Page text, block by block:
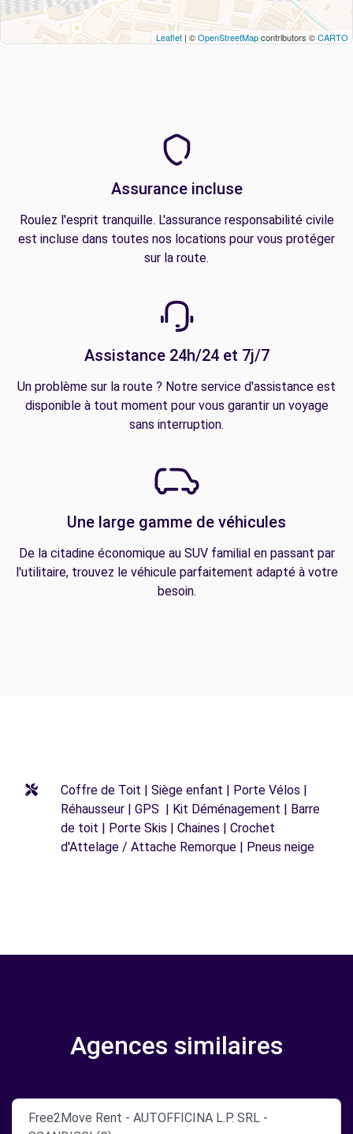
Leaflet | ©OpenStreetMapcontributors ©CARTO
Assurance incluse
Roulez l'esprit tranquille. L'assurance responsabilité civile
est incluse dans toutes nos locations pour vous protéger
sur la route.
Assistance 24h/24 et 7j/7
Un problème sur la route ? Notre service d'assistance est
disponible à tout moment pour vous garantir un voyage
sans interruption.
Une large gamme de véhicules
De la citadine économique au SUV familial en passant par
l'utilitaire, trouvez le véhicule parfaitement adapté à votre
besoin.
Coffre de Toit | Siège enfant | Porte Vélos |
Réhausseur | GPS | Kit Déménagement | Barre
de toit | Porte Skis | Chaines | Crochet
d'Attelage / Attache Remorque | Pneus neige
Agences similaires
Free2Move Rent - AUTOFFICINA L.P. SRL -